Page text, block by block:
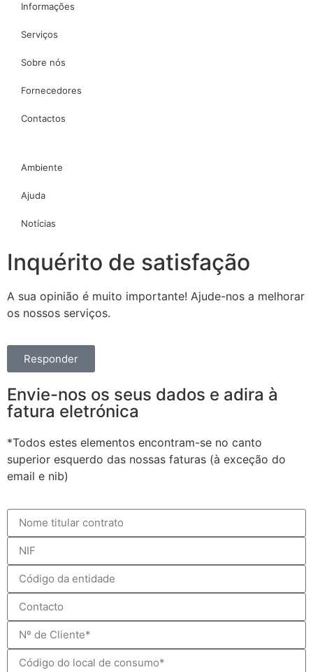
Informações
Serviços
Sobre nós
Fornecedores
Contactos
Ambiente
Ajuda
Notícias
Inquérito de satisfação
A sua opinião é muito importante! Ajude-nos a melhorar
os nossos serviços.
Responder
Envie-nos os seus dados e adira à
fatura eletrónica
*Todos estes elementos encontram-se no canto
superior esquerdo das nossas faturas (à exceção do
email e nib)